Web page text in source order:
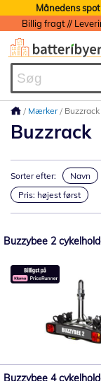
Månedens
Mærker Buzzrack
Buzzrack
Sorter efter: Navn
Pris: højest først
Buzzybee 2
Buzzybee 4